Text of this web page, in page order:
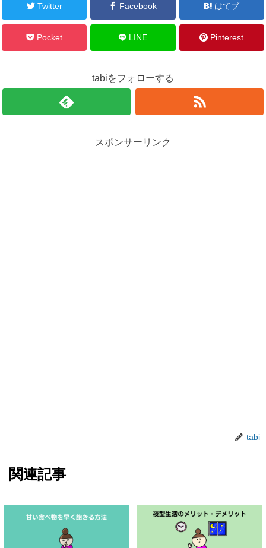
Twitter Facebook はてブ
Pocket LINE Pinterest
tabiをフォローする
スポンサーリンク
tabi
関連記事